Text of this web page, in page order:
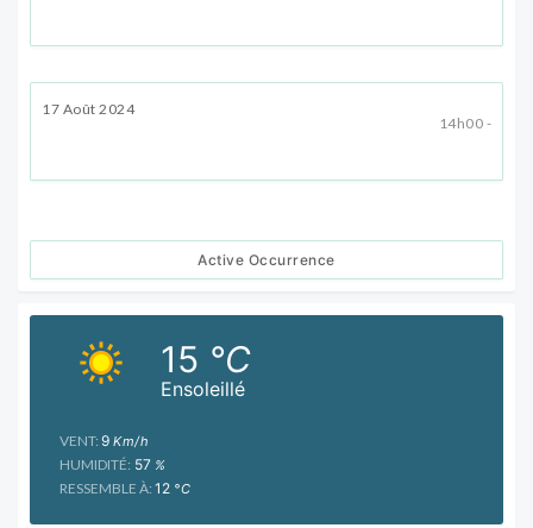
17 Août 2024
14h00 -
Active Occurrence
Ensoleillé
15 °C
VENT: 9 Km/h
HUMIDITÉ: 57 %
RESSEMBLE À: 12 °C